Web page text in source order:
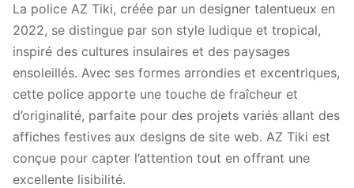
La police AZ Tiki, créée par un designer talentueux en
2022, se distingue par son style ludique et tropical,
inspiré des cultures insulaires et des paysages
ensoleillés. Avec ses formes arrondies et excentriques,
cette police apporte une touche de fraîcheur et
d’originalité, parfaite pour des projets variés allant des
affiches festives aux designs de site web. AZ Tiki est
conçue pour capter l’attention tout en offrant une
excellente lisibilité.